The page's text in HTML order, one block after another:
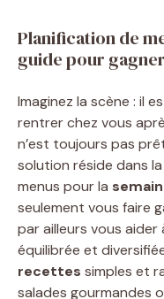
Planification de
guide pour
Imaginez la scène : il
rentrer chez vous
n’est toujours pas
solution réside dans
menus pour la
seulement vous faire
par ailleurs vous aider
équilibrée et
recettes simples et
salades gourmandes